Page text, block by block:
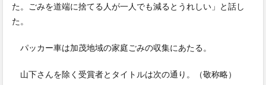
た。ごみを道端に捨てる人が一人でも減るとうれしい」と話し
た。
パッカー車は加茂地域の家庭ごみの収集にあたる。
山下さんを除く受賞者とタイトルは次の通り。（敬称略）